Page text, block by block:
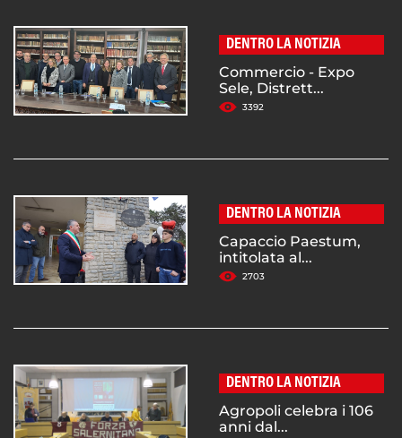
DENTRO LA NOTIZIA
Commercio - Expo
Sele, Distrett...
3392
DENTRO LA NOTIZIA
Capaccio Paestum,
intitolata al...
2703
DENTRO LA NOTIZIA
Agropoli celebra i 106
anni dal...